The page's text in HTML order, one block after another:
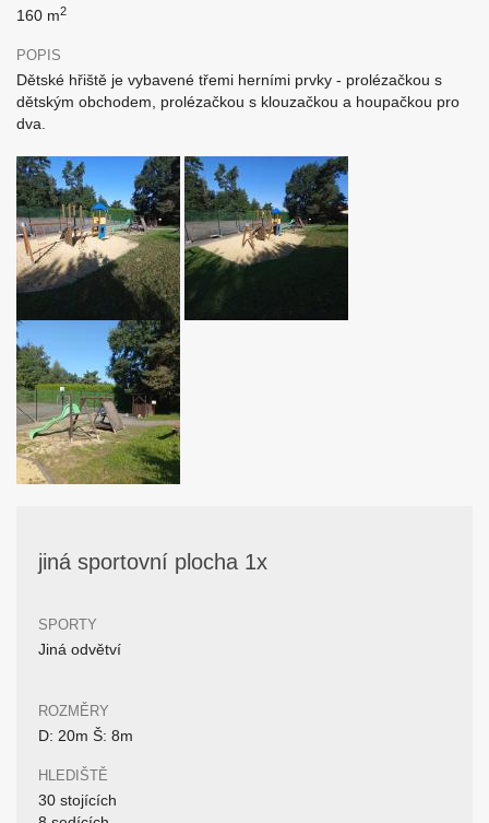
160 m2
POPIS
Dětské hřiště je vybavené třemi herními prvky - prolézačkou s
dětským obchodem, prolézačkou s klouzačkou a houpačkou pro
dva.
jiná sportovní plocha 1x
SPORTY
Jiná odvětví
ROZMĚRY
D: 20m Š: 8m
HLEDIŠTĚ
30 stojících